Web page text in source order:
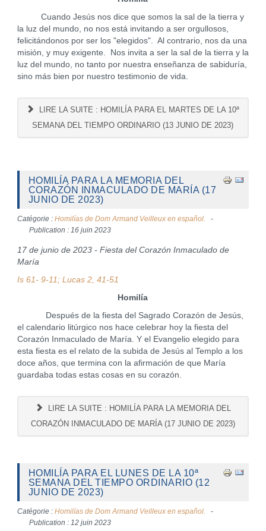
Cuando Jesús nos dice que somos la sal de la tierra y
la luz del mundo, no nos está invitando a ser orgullosos,
felicitándonos por ser los "elegidos". Al contrario, nos da una
misión, y muy exigente. Nos invita a ser la sal de la tierra y la
luz del mundo, no tanto por nuestra enseñanza de sabiduría,
sino más bien por nuestro testimonio de vida.
LIRE LA SUITE : HOMILÍA PARA EL MARTES DE LA 10ª
SEMANA DEL TIEMPO ORDINARIO (13 JUNIO DE 2023)
HOMILÍA PARA LA MEMORIA DEL
CORAZÓN INMACULADO DE MARÍA (17
JUNIO DE 2023)
Catégorie : Homilías de Dom Armand Veilleux en español.
Publication : 16 juin 2023
17 de junio de 2023 - Fiesta del Corazón Inmaculado de
María
Is 61- 9-11; Lucas 2, 41-51
Homilía
Después de la fiesta del Sagrado Corazón de Jesús,
el calendario litúrgico nos hace celebrar hoy la fiesta del
Corazón Inmaculado de María. Y el Evangelio elegido para
esta fiesta es el relato de la subida de Jesús al Templo a los
doce años, que termina con la afirmación de que María
guardaba todas estas cosas en su corazón.
LIRE LA SUITE : HOMILÍA PARA LA MEMORIA DEL
CORAZÓN INMACULADO DE MARÍA (17 JUNIO DE 2023)
HOMILÍA PARA EL LUNES DE LA 10ª
SEMANA DEL TIEMPO ORDINARIO (12
JUNIO DE 2023)
Catégorie : Homilías de Dom Armand Veilleux en español.
Publication : 12 juin 2023